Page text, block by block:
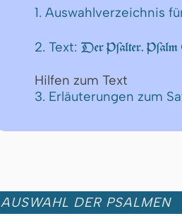
1. Auswahlverzeichnis
2. Text: Der Pſalter. Pſalm
Hilfen zum Text
3. Erläuterungen zum
AUSWAHL DER PSALMEN